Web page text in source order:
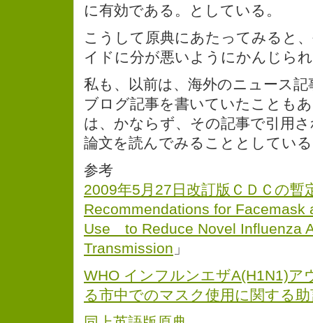
に有効である。としている。
こうして原典にあたってみると
イドに分が悪いようにかんじら
私も、以前は、海外のニュース
ブログ記事を書いていたことも
は、かならず、その記事で引用
論文を読んでみることとしてい
参考
2009年5月27日改訂版ＣＤＣの暫
Recommendations for Facemask
Use to Reduce Novel Influenza
Transmission 」
WHO インフルンエザA(H1N1)ア
る市中でのマスク使用に関する